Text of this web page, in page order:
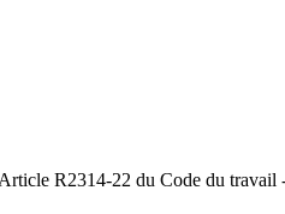
Article R2314-22 du Code du travail